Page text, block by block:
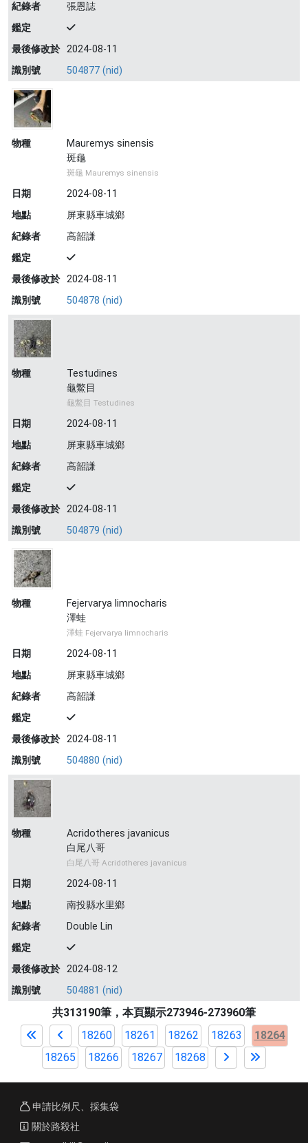
紀錄者
張恩誌
鑑定
最後修改於 2024-08-11
識別號
504877 (nid)
物種
Mauremys sinensis
斑龜
斑龜 Mauremys sinensis
日期
2024-08-11
地點
屏東縣車城鄉
紀錄者
高韶謙
鑑定
最後修改於 2024-08-11
識別號
504878 (nid)
物種
Testudines
龜鱉目
龜鱉目 Testudines
日期
2024-08-11
地點
屏東縣車城鄉
紀錄者
高韶謙
鑑定
最後修改於 2024-08-11
識別號
504879 (nid)
物種
Fejervarya limnocharis
澤蛙
澤蛙 Fejervarya limnocharis
日期
2024-08-11
地點
屏東縣車城鄉
紀錄者
高韶謙
鑑定
最後修改於 2024-08-11
識別號
504880 (nid)
物種
Acridotheres javanicus
白尾八哥
白尾八哥 Acridotheres javanicus
日期
2024-08-11
地點
南投縣水里鄉
紀錄者
Double Lin
鑑定
最後修改於 2024-08-12
識別號
504881 (nid)
共313190筆，本頁顯示273946-273960筆
18260
18261 18262 18263
18264
18265
18266 18267 18268
申請比例尺、採集袋
關於路殺社